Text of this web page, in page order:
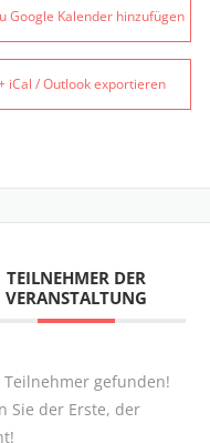
Google Kalender hinzufügen
iCal / Outlook exportieren
TEILNEHMER DER
VERANSTALTUNG
Teilnehmer gefunden!
Sie der Erste, der